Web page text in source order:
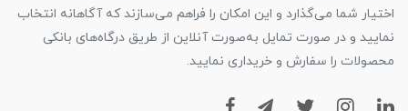
اختیار شما می‌گذارد و این امکان را فراهم می‌سازند که آگاهانه انتخاب
نمایید و در صورت تمایل به‌صورت آنلاین از طریق درگاه‌های بانکی
محصولات را سفارش و خریداری نمایید.